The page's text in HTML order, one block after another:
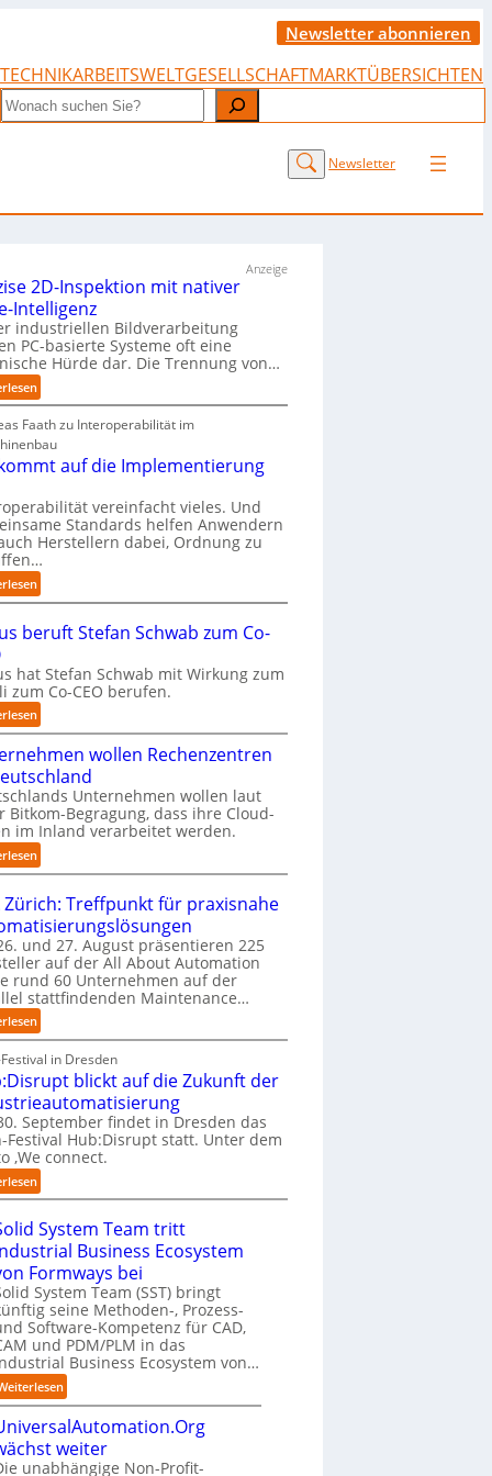
Newsletter abonnieren
TECHNIKARBEITSWELTGESELLSCHAFTMARKTÜBERSICHTEN
Search
Newsletter
Anzeige
2D-Inspektion mit nativer
Intelligenz
industriellen Bildverarbeitung
PC-basierte Systeme oft eine
Hürde dar. Die Trennung von…
:
P
r
ä
z
e
2
D
-
I
n
s
e
k
t
i
o
n
m
i
t
n
a
t
v
e
r
E
d
g
e
-
I
n
e
l
l
i
g
n
z
Faath zu Interoperabilität im
auf die Implementierung
vereinfacht vieles. Und
Standards helfen Anwendern
Herstellern dabei, Ordnung zu
:
„
s
o
m
m
t
a
f
d
i
e
I
p
e
m
e
n
t
i
r
u
n
g
a
n
“
beruft Stefan Schwab zum Co-
hat Stefan Schwab mit Wirkung zum
zum Co-CEO berufen.
:
C
y
b
u
s
b
e
r
f
t
S
t
e
f
a
n
c
h
w
a
b
z
u
m
o
-
C
E
O
wollen Rechenzentren
Unternehmen wollen laut
Bitkom-Begragung, dass ihre Cloud-
im Inland verarbeitet werden.
:
U
t
e
r
n
e
h
m
e
n
w
o
l
e
n
R
c
h
e
n
z
e
n
t
r
e
i
n
D
Zürich: Treffpunkt für praxisnahe
und 27. August präsentieren 225
auf der All About Automation
rund 60 Unternehmen auf der
stattfindenden Maintenance…
:
A
A
A
ü
r
i
c
h
T
r
e
f
f
p
u
n
k
t
f
ü
r
p
in Dresden
blickt auf die Zukunft der
September findet in Dresden das
Festival Hub:Disrupt statt. Unter dem
‚We connect.
:
H
b
:
D
i
s
r
u
p
t
b
l
c
System Team tritt
Business Ecosystem
Formways bei
System Team (SST) bringt
seine Methoden-, Prozess-
Software-Kompetenz für CAD,
und PDM/PLM in das
Business Ecosystem von…
:
S
o
i
weiter
unabhängige Non-Profit-